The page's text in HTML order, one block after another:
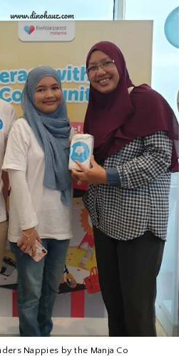
Nappies by the Manja Co